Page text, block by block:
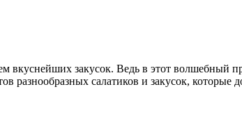
вкуснейших закусок. Ведь в этот волшебный
салатиков и закусок, которые